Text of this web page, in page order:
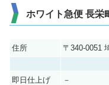
ホワイト急便 長栄
住所 〒340-0051
即日仕上げ －